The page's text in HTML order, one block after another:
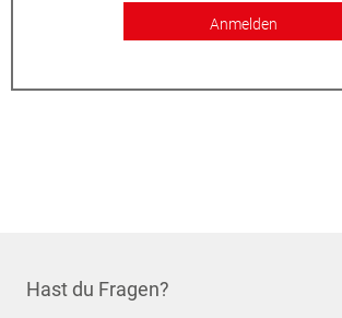
Anmelden
Hast du Fragen?